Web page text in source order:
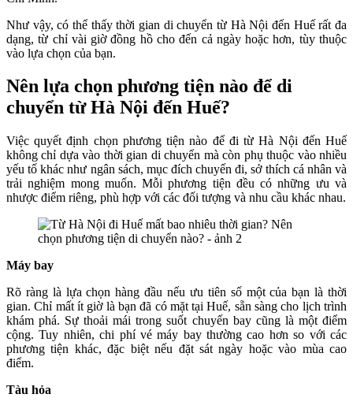
Như vậy, có thể thấy thời gian di chuyển từ Hà Nội đến Huế rất đa
dạng, từ chỉ vài giờ đồng hồ cho đến cả ngày hoặc hơn, tùy thuộc
vào lựa chọn của bạn.
Nên lựa chọn phương tiện nào để di
chuyển từ Hà Nội đến Huế?
Việc quyết định chọn phương tiện nào để đi từ Hà Nội đến Huế
không chỉ dựa vào thời gian di chuyển mà còn phụ thuộc vào nhiều
yếu tố khác như ngân sách, mục đích chuyến đi, sở thích cá nhân và
trải nghiệm mong muốn. Mỗi phương tiện đều có những ưu và
nhược điểm riêng, phù hợp với các đối tượng và nhu cầu khác nhau.
Máy bay
Rõ ràng là lựa chọn hàng đầu nếu ưu tiên số một của bạn là thời
gian. Chỉ mất ít giờ là bạn đã có mặt tại Huế, sẵn sàng cho lịch trình
khám phá. Sự thoải mái trong suốt chuyến bay cũng là một điểm
cộng. Tuy nhiên, chi phí vé máy bay thường cao hơn so với các
phương tiện khác, đặc biệt nếu đặt sát ngày hoặc vào mùa cao
điểm.
Tàu hỏa